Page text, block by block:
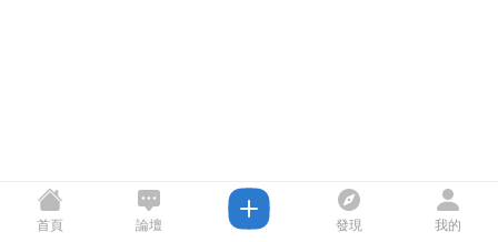
首頁 論壇 發現 我的